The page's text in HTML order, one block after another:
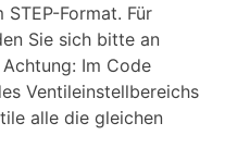
Format. Für
Sie sich bitte an
Im Code
Ventileinstellbereichs
alle die gleichen